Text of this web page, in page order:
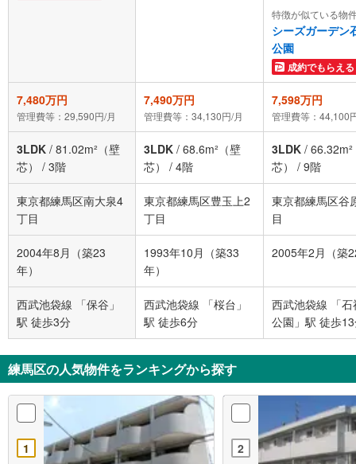
特徴が似ている物
シーズガーデン
公園
成約でもらえる
7,480万円
管理費等：29,590円/月
7,490万円
管理費等：34,130円/月
7,598万円
管理費等：44,100
3LDK / 81.02m²（壁
芯）
/ 3階
3LDK / 68.6m²（壁
芯）
/ 4階
3LDK /
芯）
/ 9階
東京都練馬区南大泉4
丁目
東京都練馬区豊玉上2
丁目
東京都練馬区谷
目
2004年8月（築23
年）
1993年10月（築33
年）
2005年2月（築
西武池袋線 「保谷」
駅 徒歩3分
西武池袋線 「桜台」
駅 徒歩6分
西武池袋線 「石
公園」駅 徒歩
練馬区の人気物件をランキングから探す
1 2